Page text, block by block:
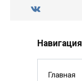
Навигация
Главная